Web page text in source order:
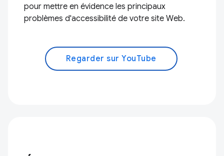
pour mettre en évidence les principaux
problèmes d'accessibilité de votre site Web.
Regarder sur YouTube